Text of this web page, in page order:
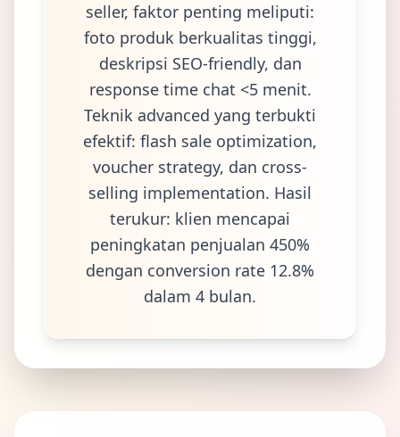
seller, faktor penting meliputi:
foto produk berkualitas tinggi,
deskripsi SEO-friendly, dan
response time chat <5 menit.
Teknik advanced yang terbukti
efektif: flash sale optimization,
voucher strategy, dan cross-
selling implementation. Hasil
terukur: klien mencapai
peningkatan penjualan 450%
dengan conversion rate 12.8%
dalam 4 bulan.